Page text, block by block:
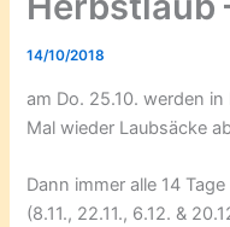
14/10/2018
am Do. 25.10. werden
Mal wieder Laubsäcke
Dann immer alle 14
(8.11., 22.11., 6.12. &